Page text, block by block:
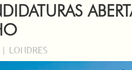
LONDRES